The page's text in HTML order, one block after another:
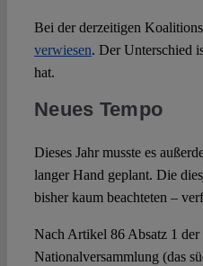
Bei der derzeitigen
verwiesen. Der Unterschied
hat.
Neues Tempo
Dieses Jahr musste es
langer Hand geplant. Die
bisher kaum beachteten –
Nach Artikel 86 Absatz 1 der
Nationalversammlung (das